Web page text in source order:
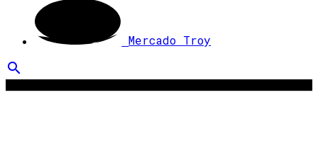
Mercado Troy
search